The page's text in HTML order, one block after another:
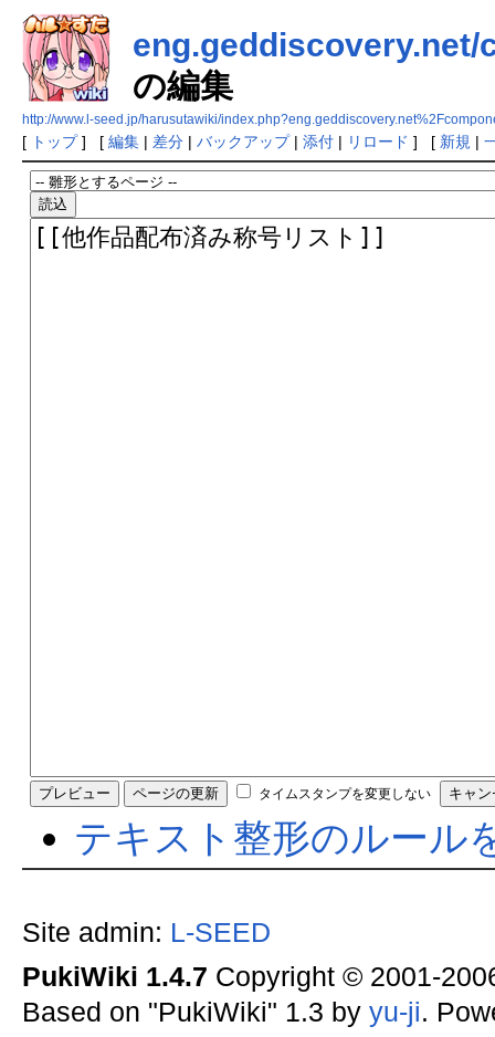
eng.geddiscovery.net/
の編集
http://www.l-seed.jp/harusutawiki/
[ トップ] [ 編集| 差分| バックアップ| 添付| リロード ] [ 新規 |
タイムスタンプを変更しない
テキスト整形のルール
Site admin: L-SEED
PukiWiki 1.4.7 Copyright © 2001-
Based on "PukiWiki" 1.3 by yu-ji.